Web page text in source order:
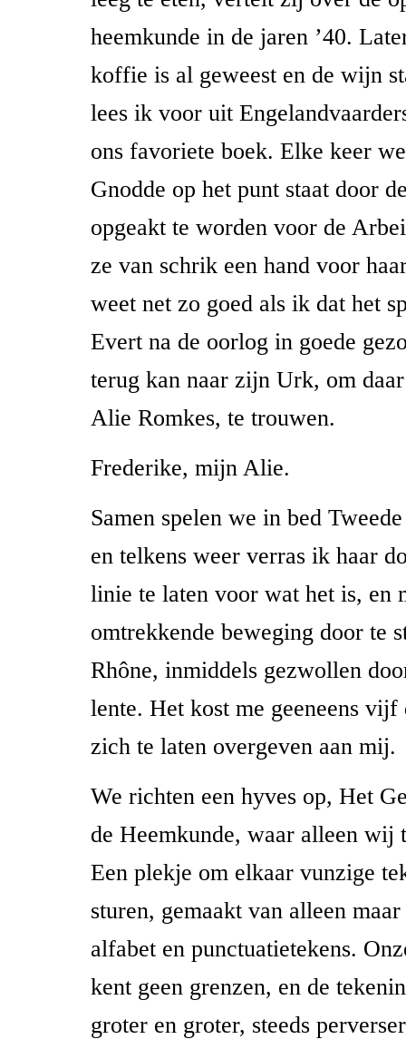
heemkunde in de jaren ’40.
koffie is al geweest en de wijn
lees ik voor uit
ons favoriete boek. Elke keer
Gnodde op het punt staat door
opgeakt te worden voor de
ze van schrik een hand voor
weet net zo goed als ik dat het
Evert na de oorlog in goede
terug kan naar zijn Urk, om
Alie Romkes, te trouwen.
Frederike, mijn Alie.
Samen spelen we in bed
en telkens weer verras ik haar
linie te laten voor wat het is, en
omtrekkende beweging door te
Rhône, inmiddels gezwollen
lente. Het kost me geeneens vijf
zich te laten overgeven aan mij.
We richten een hyves op, Het
de Heemkunde, waar alleen
Een plekje om elkaar vunzige
sturen, gemaakt van alleen
alfabet en punctuatietekens.
kent geen grenzen, en de
groter en groter, steeds